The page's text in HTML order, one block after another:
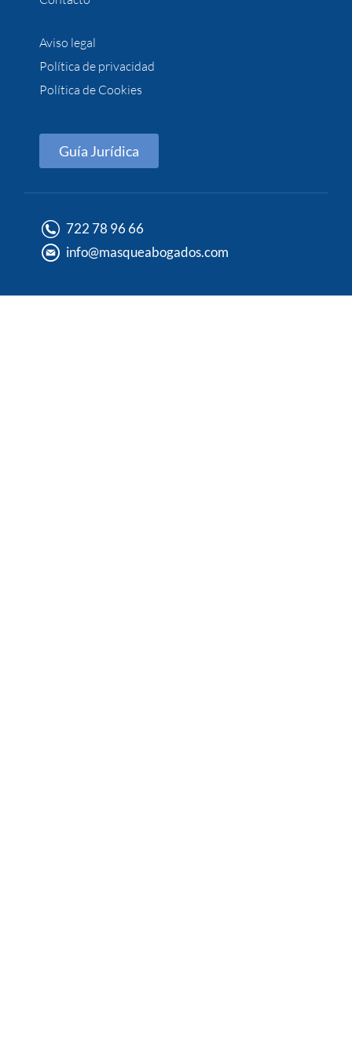
Aviso legal
Política de privacidad
Política de Cookies
Guía Jurídica
722 78 96 66
info@masqueabogados.com